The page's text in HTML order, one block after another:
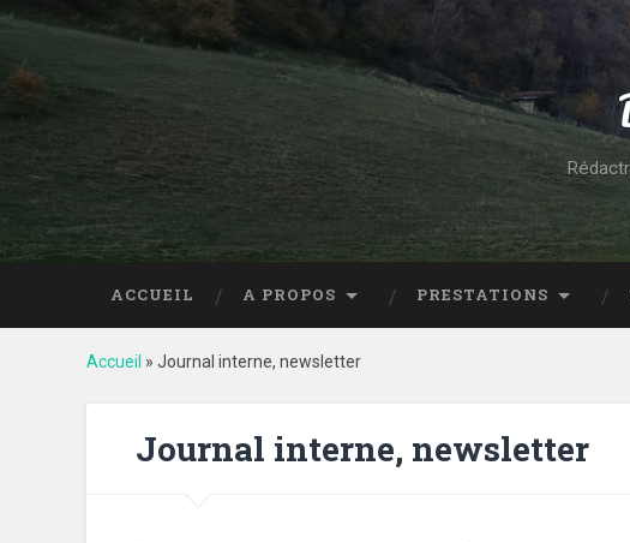
ACCUEIL A PROPOS PRESTATIONS
Accueil » Journal interne, newsletter
Journal interne, newsletter